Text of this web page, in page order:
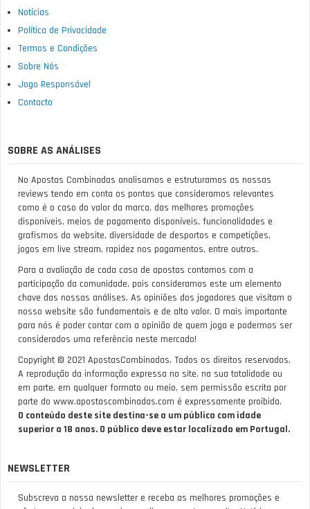
Notícias
Política de Privacidade
Termos e Condições
Sobre Nós
Jogo Responsável
Contacto
SOBRE AS ANÁLISES
No Apostas Combinadas analisamos e estruturamos as nossas
reviews tendo em conta os pontos que consideramos relevantes
como é o caso do valor da marca, das melhores promoções
disponíveis, meios de pagamento disponíveis, funcionalidades e
grafismos do website, diversidade de desportos e competições,
jogos em live stream, rapidez nos pagamentos, entre outros.
Para a avaliação de cada casa de apostas contamos com a
participação da comunidade, pois consideramos este um elemento
chave das nossas análises. As opiniões dos jogadores que visitam o
nosso website são fundamentais e de alto valor. O mais importante
para nós é poder contar com a opinião de quem joga e podermos ser
considerados uma referência neste mercado!
Copyright © 2021 ApostasCombinadas. Todos os direitos reservados.
A reprodução da informação expressa no site, na sua totalidade ou
em parte, em qualquer formato ou meio, sem permissão escrita por
parte do www.apostascombinadas.com é expressamente proibida.
O conteúdo deste site destina-se a um público com idade
superior a 18 anos. O público deve estar localizado em Portugal.
NEWSLETTER
Subscreva a nossa newsletter e receba as melhores promoções e